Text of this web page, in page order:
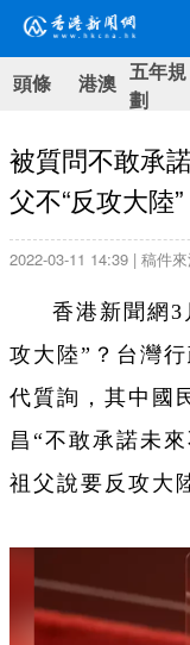
頭條 港澳 五年規
劃
被質問不敢承
父不“反攻大陸”
2022-03-11 14:39 | 稿件
香港新聞網
攻大陸”？台灣
代質詢，其中國
昌“不敢承諾未
祖父說要反攻大